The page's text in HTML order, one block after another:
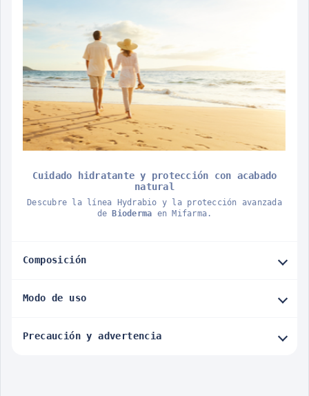
Cuidado hidratante y protección con acabado
natural
Descubre la línea Hydrabio y la protección avanzada
deBioderma en Mifarma.
Composición
Modo de uso
Precaución y advertencia